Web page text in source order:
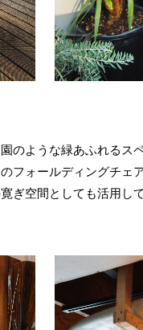
のような緑あふれるス
フォールディングチェ
ぎ空間としても活用し